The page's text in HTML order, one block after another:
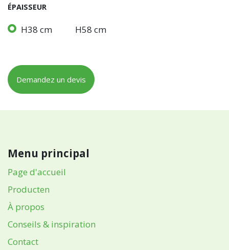
ÉPAISSEUR
H38 cm H58 cm
Demandez un devis
Menu principal
Page d'accueil
Producten
À propos
Conseils & inspiration
Contact